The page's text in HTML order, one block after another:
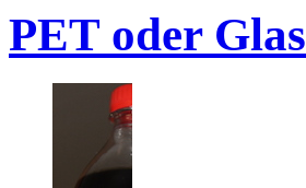
PET oder